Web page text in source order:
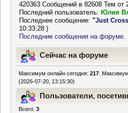
420363 Сообщений в 82608 Тем от
Последний пользователь: Юлия
Последнее сообщение:"Just
10:33:28 )
Последние сообщения на форуме.
Сейчас на форуме
Максимум онлайн сегодня:217 .
(2026-07-20, 13:15:30)
Пользователи,
Всего:3